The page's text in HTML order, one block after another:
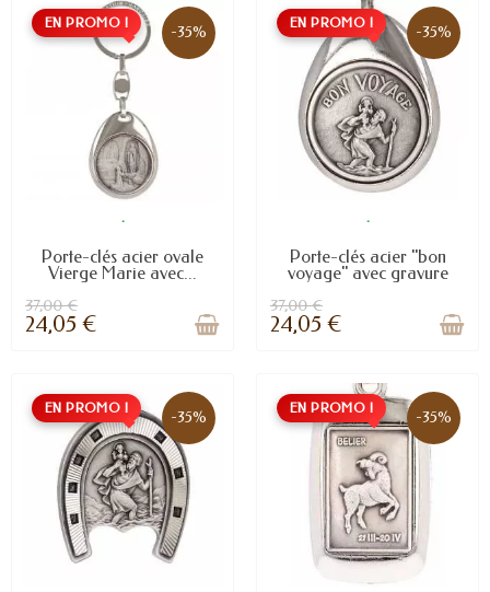
EN PROMO ! -35%
.
Porte-clés acier ovale
Vierge Marie avec...
37,00 €
24,05 €
EN PROMO ! -35%
.
Porte-clés acier "bon
voyage" avec gravure
37,00 €
24,05 €
EN PROMO ! -35% EN PROMO ! -35%